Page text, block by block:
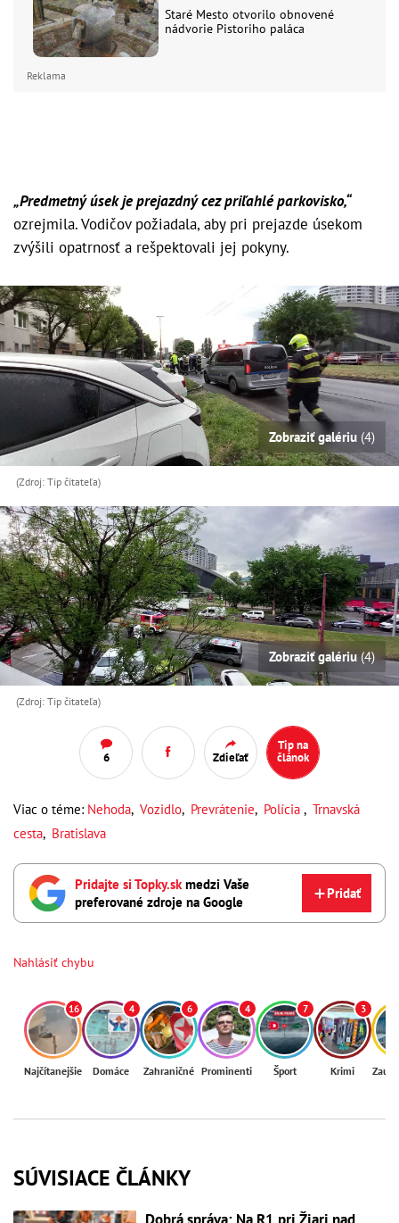
Staré Mesto otvorilo obnovené
nádvorie Pistoriho paláca
Reklama
„Predmetný úsek je prejazdný cez priľahlé parkovisko,“
ozrejmila. Vodičov požiadala, aby pri prejazde úsekom
zvýšili opatrnosť a rešpektovali jej pokyny.
Zobraziť galériu (4)
(Zdroj: Tip čitateľa)
Zobraziť galériu(4)
(Zdroj: Tip čitateľa)
6 Zdieľať
Tip na
článok
Viac o téme: Nehoda, Vozidlo, Prevrátenie, Polícia , Trnavská
cesta, Bratislava
Pridajte si Topky.sk medzi Vaše
preferované zdroje na Google
Pridať
Nahlásiť chybu
16
Najčítanejšie
4
Domáce
6
Zahraničné
4
Prominenti
7
Šport
3
Krimi
SÚVISIACE ČLÁNKY